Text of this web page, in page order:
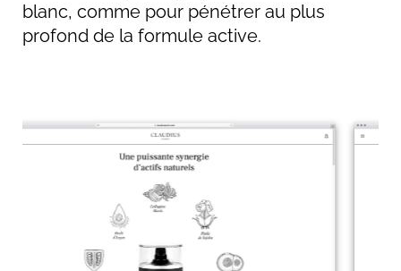
blanc, comme pour pénétrer au plus
profond de la formule active.